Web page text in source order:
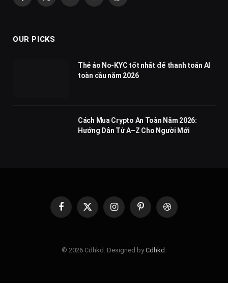
OUR PICKS
Thẻ ảo No-KYC tốt nhất để thanh toán AI
toàn cầu năm 2026
Cách Mua Crypto An Toàn Năm 2026:
Hướng Dẫn Từ A–Z Cho Người Mới
Facebook
X
InstagramPinterestDribbble
© 2026 Cdhkd. Designed byCdhkd